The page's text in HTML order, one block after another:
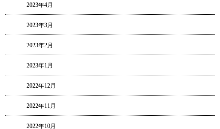
2023年4月
2023年3月
2023年2月
2023年1月
2022年12月
2022年11月
2022年10月